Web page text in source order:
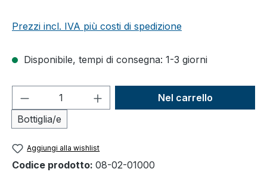
Prezzi incl. IVA più costi di spedizione
Disponibile, tempi di consegna: 1-3 giorni
Quantità del prodotto: inserisci la
Bottiglia/e
Nel carrello
Aggiungi alla wishlist
Codice prodotto: 08-02-01000